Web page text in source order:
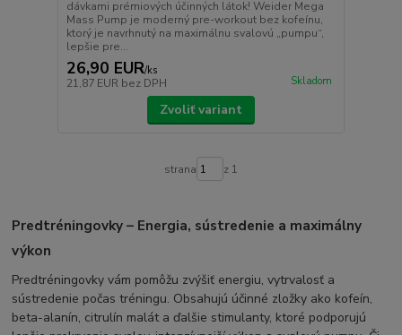
dávkami prémiových účinných látok! Weider Mega
Mass Pump je moderný pre-workout bez kofeínu,
ktorý je navrhnutý na maximálnu svalovú „pumpu“,
lepšie pre...
26,90 EUR/ks
21,87 EUR bez DPH Skladom
Zvoliť variant
strana z 1
Predtréningovky – Energia, sústredenie a maximálny
výkon
Predtréningovky vám pomôžu zvýšiť energiu, vytrvalosť a
sústredenie počas tréningu. Obsahujú účinné zložky ako kofeín,
beta-alanín, citrulín malát a ďalšie stimulanty, ktoré podporujú